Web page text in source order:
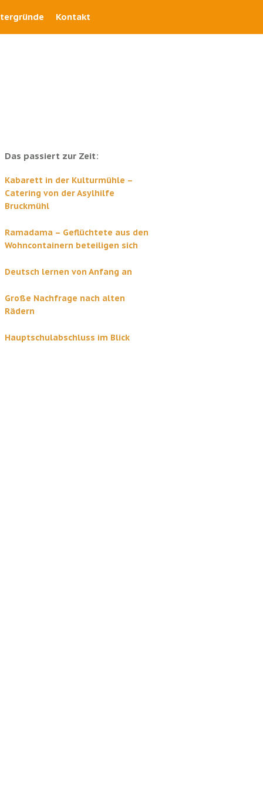
Kontakt
Das passiert zur Zeit:
Kabarett in der Kulturmühle –
Catering von der Asylhilfe
Bruckmühl
Ramadama – Geflüchtete aus den
Wohncontainern beteiligen sich
Deutsch lernen von Anfang an
Große Nachfrage nach alten
Rädern
Hauptschulabschluss im Blick